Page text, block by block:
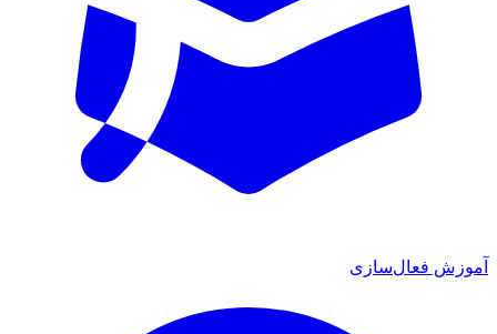
آموزش فعال‌سازی